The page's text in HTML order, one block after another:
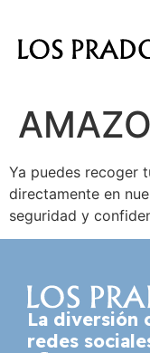
Ya puedes recoger
directamente en
seguridad y
La diversión
redes